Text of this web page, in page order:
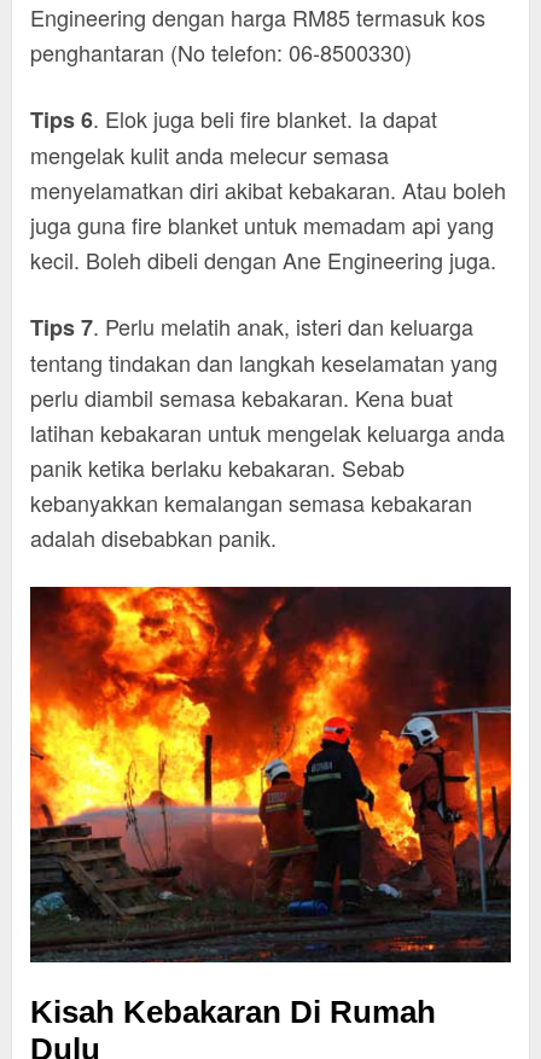
Engineering dengan harga RM85 termasuk kos
penghantaran (No telefon: 06-8500330)
Tips 6. Elok juga beli fire blanket. Ia dapat
mengelak kulit anda melecur semasa
menyelamatkan diri akibat kebakaran. Atau boleh
juga guna fire blanket untuk memadam api yang
kecil. Boleh dibeli dengan Ane Engineering juga.
Tips 7. Perlu melatih anak, isteri dan keluarga
tentang tindakan dan langkah keselamatan yang
perlu diambil semasa kebakaran. Kena buat
latihan kebakaran untuk mengelak keluarga anda
panik ketika berlaku kebakaran. Sebab
kebanyakkan kemalangan semasa kebakaran
adalah disebabkan panik.
Kisah Kebakaran Di Rumah
Dulu